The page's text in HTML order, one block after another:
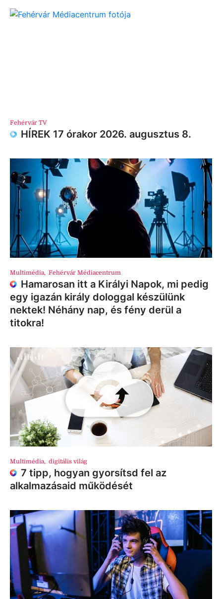
Fehérvár TV
HÍREK 17 órakor 2026. augusztus 8.
Multimédia, Fehérvár Médiacentrum
Hamarosan itt a Királyi Napok, mi pedig
egy igazán király dologgal készülünk
nektek! Néhány nap, és fény derül a
titokra!
Multimédia, digitális világ
7 tipp, hogyan gyorsítsd fel az
alkalmazásaid működését